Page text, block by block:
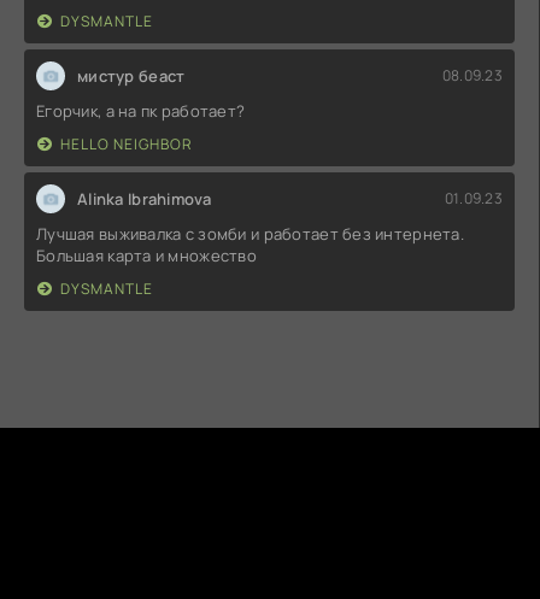
DYSMANTLE
мистур беаст 08.09.23
Егорчик, а на пк работает?
HELLO NEIGHBOR
Alinka Ibrahimova 01.09.23
Лучшая выживалка с зомби и работает без интернета.
Большая карта и множество
DYSMANTLE